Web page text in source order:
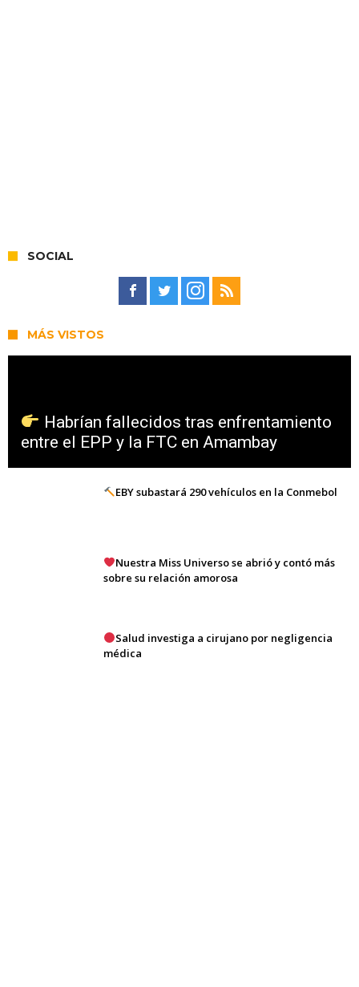
SOCIAL
MÁS VISTOS
Habrían fallecidos tras enfrentamiento
entre el EPP y la FTC en Amambay
EBY subastará 290 vehículos en la Conmebol
Nuestra Miss Universo se abrió y contó más
sobre su relación amorosa
Salud investiga a cirujano por negligencia
médica